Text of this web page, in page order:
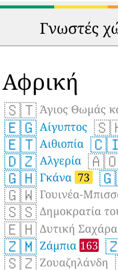
Γνωστές
Αφρική
🇸🇹 Άγιος Θωμάς
🇪🇬 Αίγυπτος
🇪🇹 Αιθιοπία
🇩🇿 Αλγερία
🇬🇭 Γκάνα 73
🇬🇼 Γουινέα-
🇸🇸 Δημοκρατία
🇪🇭 Δυτική Σαχάρα
🇿🇲 Ζάμπια 163
🇸🇿 Ζουαζηλάνδη